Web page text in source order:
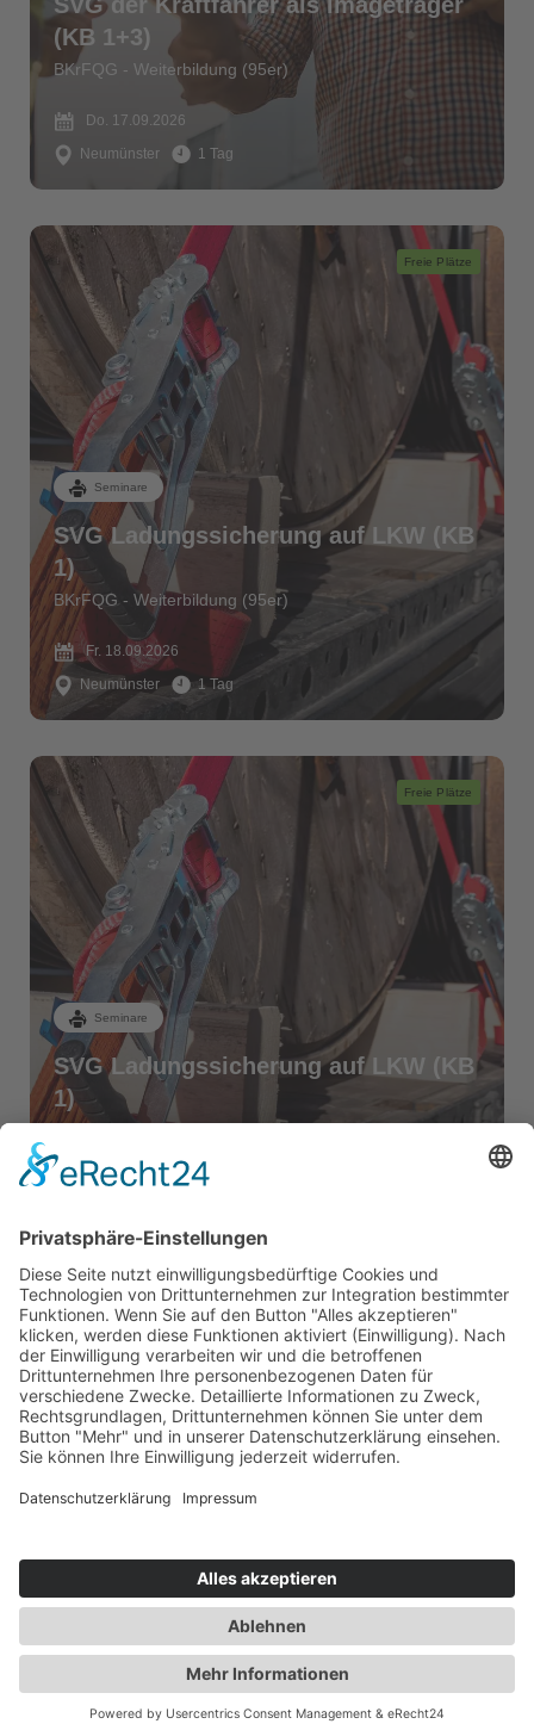
(KB 1+3)
BKrFQG - Weiterbildung (95er)
Do. 17.09.2026
Neumünster
1 Tag
Freie Plätze
Seminare
SVG Ladungssicherung auf LKW (KB
1)
BKrFQG - Weiterbildung (95er)
Fr. 18.09.2026
Neumünster
1 Tag
Freie Plätze
Seminare
SVG Ladungssicherung auf LKW (KB
1)
Sa. 19.09.2026
Seite zurück 1 2 3 Nächste Seite
© 2026 by SVG Fahrschule Nord GmbH
Unser Impressum Datenschutz Kontakt